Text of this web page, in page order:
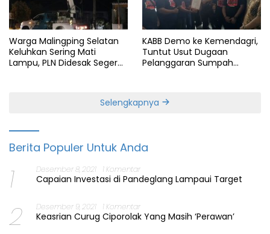
Warga Malingping Selatan
Keluhkan Sering Mati
Lampu, PLN Didesak Segera
KABB Demo ke Kemendagri,
Tuntut Usut Dugaan
Pelanggaran Sumpah
Selengkapnya
Berita Populer Untuk Anda
1 Desember 8, 2021 1 Komentar
Capaian Investasi di Pandeglang Lampaui Target
2 Desember 9, 2021 1 Komentar
Keasrian Curug Ciporolak Yang Masih ‘Perawan’